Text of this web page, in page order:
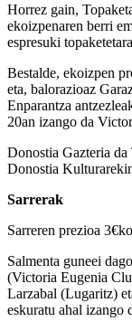
Horrez gain,
ekoizpenaren berri
espresuki
Bestalde, ekoizpen
eta, balorazioaz
Enparantza
20an izango da
Donostia Gazteria da
Donostia
Sarrerak
Sarreren prezioa
Salmenta guneei
(Victoria Eugenia
Larzabal (Lugaritz)
eskuratu ahal izango